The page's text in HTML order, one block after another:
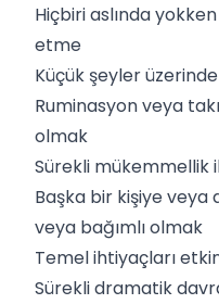
Hiçbiri aslında
etme
Küçük şeyler üzerinde
Ruminasyon veya
olmak
Sürekli mükemmellik
Başka bir kişiye veya
veya bağımlı olmak
Temel ihtiyaçları
Sürekli dramatik